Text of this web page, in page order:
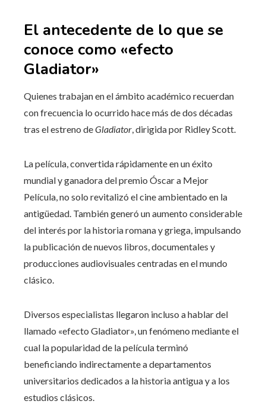
El antecedente de lo que se
conoce como «efecto
Gladiator»
Quienes trabajan en el ámbito académico recuerdan
con frecuencia lo ocurrido hace más de dos décadas
tras el estreno deGladiator, dirigida por Ridley Scott.
La película, convertida rápidamente en un éxito
mundial y ganadora del premio Óscar a Mejor
Película, no solo revitalizó el cine ambientado en la
antigüedad. También generó un aumento considerable
del interés por la historia romana y griega, impulsando
la publicación de nuevos libros, documentales y
producciones audiovisuales centradas en el mundo
clásico.
Diversos especialistas llegaron incluso a hablar del
llamado «efecto Gladiator», un fenómeno mediante el
cual la popularidad de la película terminó
beneficiando indirectamente a departamentos
universitarios dedicados a la historia antigua y a los
estudios clásicos.